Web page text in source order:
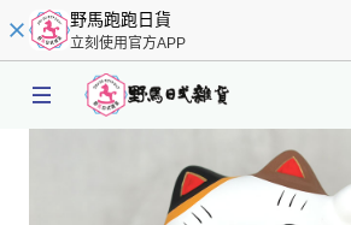
野馬跑跑日貨
立刻使用官方APP